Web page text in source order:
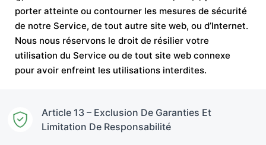
porter atteinte ou contourner les mesures de sécurité
de notre Service, de tout autre site web, ou d’Internet.
Nous nous réservons le droit de résilier votre
utilisation du Service ou de tout site web connexe
pour avoir enfreint les utilisations interdites.
Article 13 – Exclusion De Garanties Et
Limitation De Responsabilité